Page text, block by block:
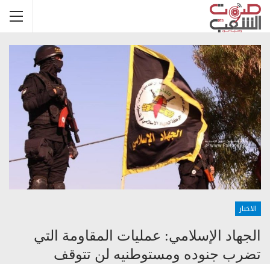
الاخبار
الجهاد الإسلامي: عمليات المقاومة التي
تضرب جنوده ومستوطنيه لن تتوقف